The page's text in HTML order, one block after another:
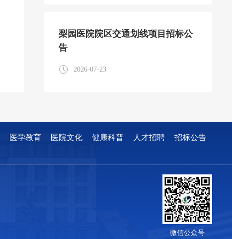
梨园医院院区交通划线项目招标公
告
2026-07-23
医学教育 医院文化 健康科普 人才招聘
招标公告
微信公众号